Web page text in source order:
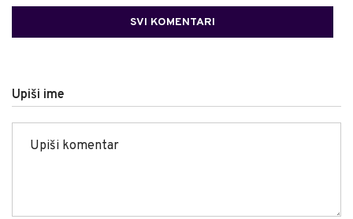
SVI KOMENTARI
Upiši ime